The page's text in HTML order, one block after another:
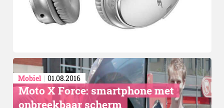
Mobiel 01.08.2016
Moto X Force: smartphone met
onbreekbaar scherm